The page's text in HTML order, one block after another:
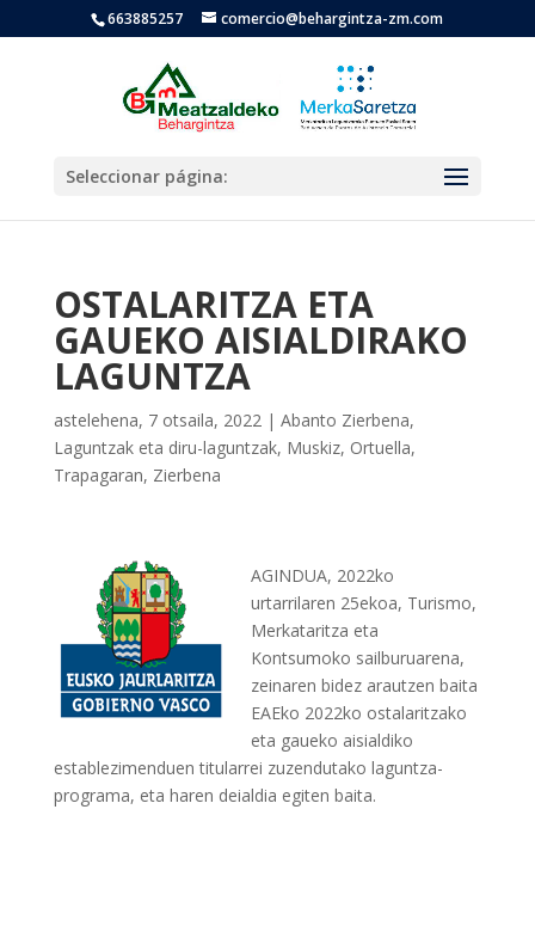
663885257 comercio@behargintza-zm.com
Seleccionar página:
OSTALARITZA ETA
GAUEKO AISIALDIRAKO
LAGUNTZA
astelehena, 7 otsaila, 2022| Abanto Zierbena,
Laguntzak eta diru-laguntzak, Muskiz, Ortuella,
Trapagaran, Zierbena
AGINDUA, 2022ko
urtarrilaren 25ekoa, Turismo,
Merkataritza eta
Kontsumoko sailburuarena,
zeinaren bidez arautzen baita
EAEko 2022ko ostalaritzako
eta gaueko aisialdiko
establezimenduen titularrei zuzendutako laguntza-
programa, eta haren deialdia egiten baita.